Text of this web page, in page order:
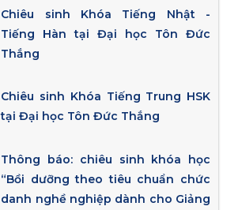
Chiêu sinh Khóa Tiếng Nhật -
Tiếng Hàn tại Đại học Tôn Đức
Thắng
Chiêu sinh Khóa Tiếng Trung HSK
tại Đại học Tôn Đức Thắng
Thông báo: chiêu sinh khóa học
“Bồi dưỡng theo tiêu chuẩn chức
danh nghề nghiệp dành cho Giảng